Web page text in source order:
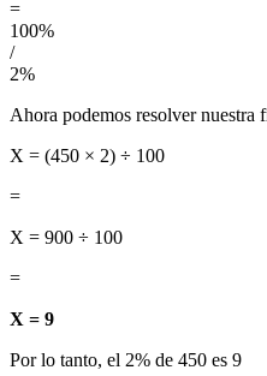
=
100%
/
2%
Ahora podemos resolver nuestra
X = (450 × 2) ÷ 100
=
X = 900 ÷ 100
=
X = 9
Por lo tanto, el 2% de 450 es 9